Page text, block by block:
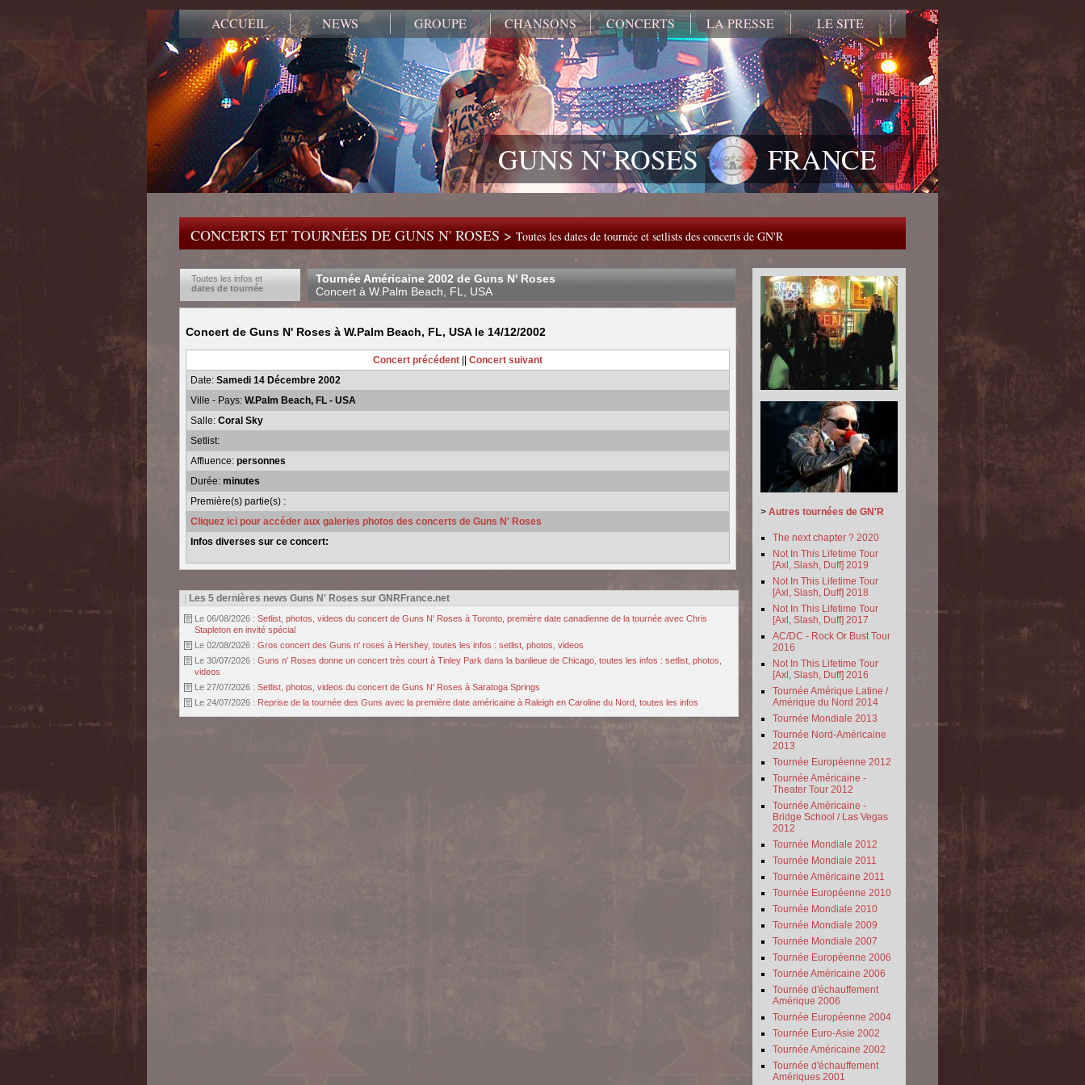
ACCUEIL NEWS GROUPE CHANSONS CONCERTS LA PRESSE LE SITE
GUNS N' ROSES FRANCE
CONCERTS ET TOURNÉES DE GUNS N' ROSES >Toutes les dates de tournée et setlists des concerts de GN'R
Toutes les infos et
dates de tournée
Tournée Américaine 2002 de Guns N' Roses
Concert à W.Palm Beach, FL, USA
Concert de Guns N' Roses à W.Palm Beach, FL, USA le 14/12/2002
Concert précédent
Concert suivant
Date: Samedi 14 Décembre 2002
Ville - Pays: W.Palm Beach, FL - USA
Salle: Coral Sky
Setlist:
Affluence: personnes
Durée: minutes
Première(s) partie(s) :
Cliquez ici pour accéder aux galeries photos des concerts de Guns N' Roses
Infos diverses sur ce concert:
Les 5 dernières news Guns N' Roses sur GNRFrance.net
Le 06/08/2026 : Setlist, photos, videos du concert de Guns N' Roses à Toronto, première date canadienne de la tournée avec Chris
Stapleton en invité spécial
Le 02/08/2026 : Gros concert des Guns n' roses à Hershey, toutes les infos : setlist, photos, videos
Le 30/07/2026 : Guns n' Roses donne un concert très court à Tinley Park dans la banlieue de Chicago, toutes les infos : setlist, photos,
videos
Le 27/07/2026 : Setlist, photos, videos du concert de Guns N' Roses à Saratoga Springs
Le 24/07/2026 : Reprise de la tournée des Guns avec la première date américaine à Raleigh en Caroline du Nord, toutes les infos
> Autres tournées de GN'R
The next chapter ? 2020
Not In This Lifetime Tour
[Axl, Slash, Duff] 2019
Not In This Lifetime Tour
[Axl, Slash, Duff] 2018
Not In This Lifetime Tour
[Axl, Slash, Duff] 2017
AC/DC - Rock Or Bust Tour
2016
Not In This Lifetime Tour
[Axl, Slash, Duff] 2016
Tournée Amérique Latine /
Amérique du Nord 2014
Tournée Mondiale 2013
Tournée Nord-Américaine
2013
Tournée Européenne 2012
Tournée Américaine -
Theater Tour 2012
Tournée Américaine -
Bridge School / Las Vegas
2012
Tournée Mondiale 2012
Tournée Mondiale 2011
Tournée Américaine 2011
Tournée Européenne 2010
Tournée Mondiale 2010
Tournée Mondiale 2009
Tournée Mondiale 2007
Tournée Européenne 2006
Tournée Américaine 2006
Tournée d'échauffement
Amérique 2006
Tournée Européenne 2004
Tournée Euro-Asie 2002
Tournée Américaine 2002
Tournée d'échauffement
Amériques 2001